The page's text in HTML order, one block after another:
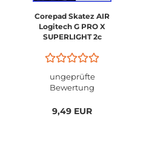
Corepad Skatez AIR
Logitech G PRO X
SUPERLIGHT 2c
ungeprüfte
Bewertung
9,49 EUR